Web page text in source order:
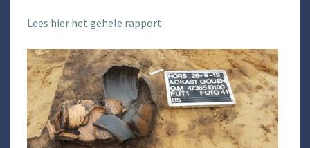
Lees hier het gehele rapport